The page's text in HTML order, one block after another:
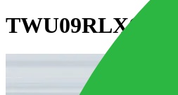
TWU09RLX604